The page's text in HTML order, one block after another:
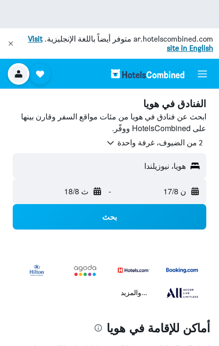
ar.hotelscombined.com متوفر أيضاً باللغة الإنجليزية.Visit
site in English
الفنادق في هويا
ابحث عن فنادق في هويا من مئات مواقع السفر وقارن بينها
على HotelsCombined ووفّر.
2 من الضيوف، غرفة واحدة
هويا، نيوزيلندا
ن 17/8 - ث 18/8
بحث
...والمزيد
أماكن للإقامة في هويا